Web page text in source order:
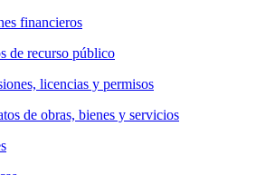
financieros
de recurso público
licencias y permisos
de obras, bienes y servicios